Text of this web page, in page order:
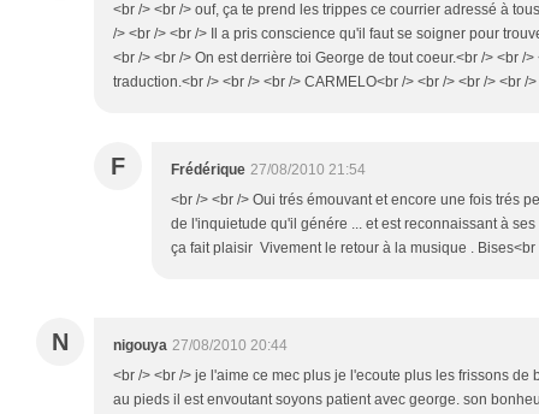
<br /> <br /> ouf, ça te prend les trippes ce courrier adressé à
/> <br /> <br /> Il a pris conscience qu'il faut se soigner pour
<br /> <br /> On est derrière toi George de tout coeur.<br /> <br /
traduction.<br /> <br /> <br /> CARMELO<br /> <br /> <br /> <br />
F Frédérique 27/08/2010 21:54
<br /> <br /> Oui trés émouvant et encore une fois trés
de l'inquietude qu'il génére ... et est reconnaissant à
ça fait plaisir Vivement le retour à la musique . Bises<br
N nigouya 27/08/2010 20:44
<br /> <br /> je l'aime ce mec plus je l'ecoute plus les frissons de
au pieds il est envoutant soyons patient avec george. son